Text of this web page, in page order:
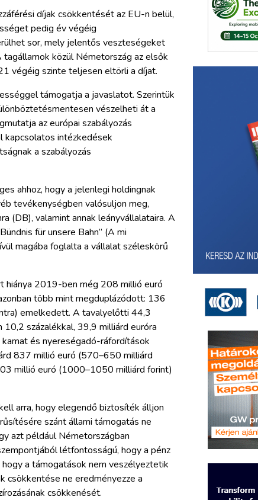
díjak csökkentését az EU-n belül,
pedig év végéig
sor, mely jelentős veszteségeket
közül Németország az elsők
végéig szinte teljesen eltörli a díjat.
támogatja a javaslatot. Szerintük
vészelheti át a
az európai szabályozás
kapcsolatos intézkedések
a szabályozás
ahhoz, hogy a jelenlegi holdingnak
tevékenységben valósuljon meg,
(DB), valamint annak leányvállalataira. A
für unsere Bahn” (A mi
magába foglalta a vállalat széleskörű
hiánya 2019-ben még 208 millió euró
több mint megduplázódott: 136
emelkedett. A tavalyelőtti 44,3
százalékkal, 39,9 milliárd euróra
és nyereségadó-ráfordítások
837 millió euró (570–650 milliárd
millió euró (1000–1050 milliárd forint)
arra, hogy elegendő biztosíték álljon
szánt állami támogatás ne
azt például Németországban
létfontosságú, hogy a pénz
a támogatások nem veszélyeztetik
csökkentése ne eredményezze a
csökkenését.